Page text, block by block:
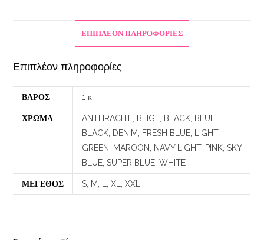
ΕΠΙΠΛΈΟΝ ΠΛΗΡΟΦΟΡΊΕΣ
Επιπλέον πληροφορίες
ΒΆΡΟΣ 1 κ.
ΧΡΩΜΑ
ANTHRACITE, BEIGE, BLACK, BLUE
BLACK, DENIM, FRESH BLUE, LIGHT
GREEN, MAROON, NAVY LIGHT, PINK, SKY
BLUE, SUPER BLUE, WHITE
ΜΕΓΕΘΟΣ S, M, L, XL, XXL